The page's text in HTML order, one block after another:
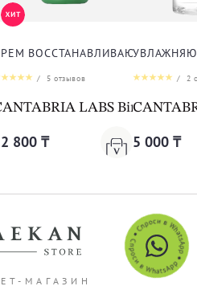
ДЛЯ ТЕЛА
Tri-Active Spray Anti-
ВОССТАНАВЛИВАЮЩИЙ
/ 5 отзывов
LABS Biretix
800 ₸
/ 2
5 000 ₸
МАГАЗИН